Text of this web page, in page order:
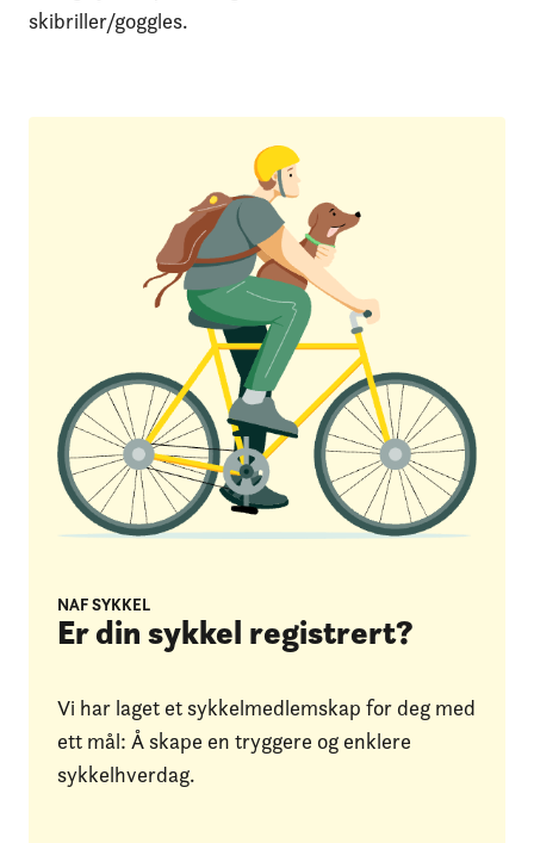
skibriller/goggles.
NAF SYKKEL
Er din sykkel registrert?
Vi har laget et sykkelmedlemskap for deg med
ett mål: Å skape en tryggere og enklere
sykkelhverdag.